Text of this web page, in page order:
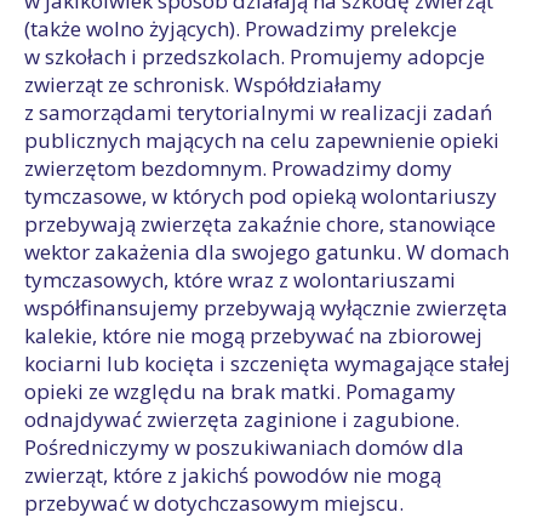
(także wolno żyjących). Prowadzimy prelekcje
w szkołach i przedszkolach. Promujemy adopcje
zwierząt ze schronisk. Współdziałamy
z samorządami terytorialnymi w realizacji zadań
publicznych mających na celu zapewnienie opieki
zwierzętom bezdomnym. Prowadzimy domy
tymczasowe, w których pod opieką wolontariuszy
przebywają zwierzęta zakaźnie chore, stanowiące
wektor zakażenia dla swojego gatunku. W domach
tymczasowych, które wraz z wolontariuszami
współfinansujemy przebywają wyłącznie zwierzęta
kalekie, które nie mogą przebywać na zbiorowej
kociarni lub kocięta i szczenięta wymagające stałej
opieki ze względu na brak matki. Pomagamy
odnajdywać zwierzęta zaginione i zagubione.
Pośredniczymy w poszukiwaniach domów dla
zwierząt, które z jakichś powodów nie mogą
przebywać w dotychczasowym miejscu.